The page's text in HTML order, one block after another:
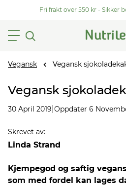
Fri frakt over 550 kr - Sikker
Vegansk Vegansk
Vegansk
30 April 2019 Oppdater 6
Skrevet av:
Linda Strand
Kjempegod og saftig
som med fordel kan lages